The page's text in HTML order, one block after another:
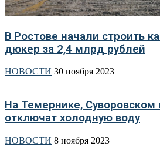
В Ростове начали строить
дюкер за 2,4 млрд рублей
НОВОСТИ 30 ноября 2023
На Темернике, Суворовском
отключат холодную воду
НОВОСТИ 8 ноября 2023